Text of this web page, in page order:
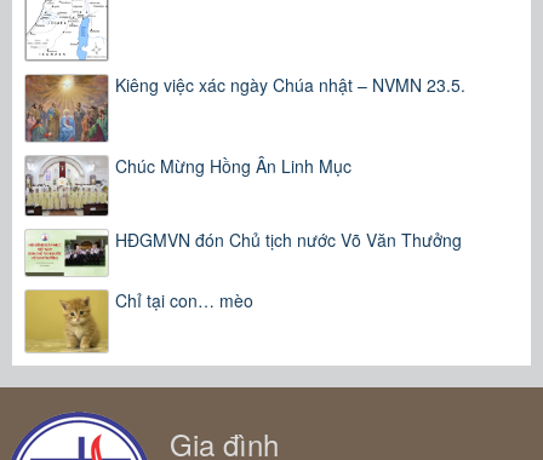
Kiêng việc xác ngày Chúa nhật – NVMN 23.5.
Chúc Mừng Hồng Ân Linh Mục
HĐGMVN đón Chủ tịch nước Võ Văn Thưởng
Chỉ tại con… mèo
Gia đình